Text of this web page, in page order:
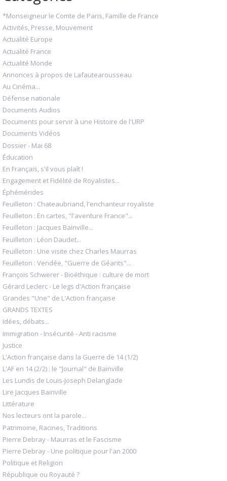
*Monseigneur le Comte de Paris, Famille de France
Activités, Presse, Mouvement
Actualité Europe
Actualité France
Actualité Monde
Annonces à propos de Lafautearousseau
Au Cinéma...
Défense nationale
Documents Audios
Documents pour servir à une Histoire de l'URP
Documents Vidéos
Dossier - Mai 68
Éducation
En Français, s'il vous plaît !
Engagement et Fidélité de Royalistes...
Éphémérides
Feuilleton : Chateaubriand, l'enchanteur royaliste
Feuilleton : En cartes, "l'aventure France"...
Feuilleton : Jacques Bainville...
Feuilleton : Léon Daudet...
Feuilleton : Une visite chez Charles Maurras
Feuilleton : Vendée, "Guerre de Géants"...
François Schwerer - Bioéthique : culture de mort
Gérard Leclerc - Le legs d'Action française
Grandes "Une" de L'Action française
GRANDS TEXTES
Idées, débats...
Immigration - Insécurité - Anti racisme
Justice
L'Action française dans la Guerre de 14 (1/2)
L'AF en 14 (2/2) : le "Journal" de Bainville
Les Lundis de Louis-Joseph Delanglade
Lire Jacques Bainville
Littérature
Nos lecteurs ont la parole...
Patrimoine, Racines, Traditions
Pierre Debray - Maurras et le Fascisme
Pierre Debray - Une politique pour l'an 2000
Politique et Religion
République ou Royauté ?